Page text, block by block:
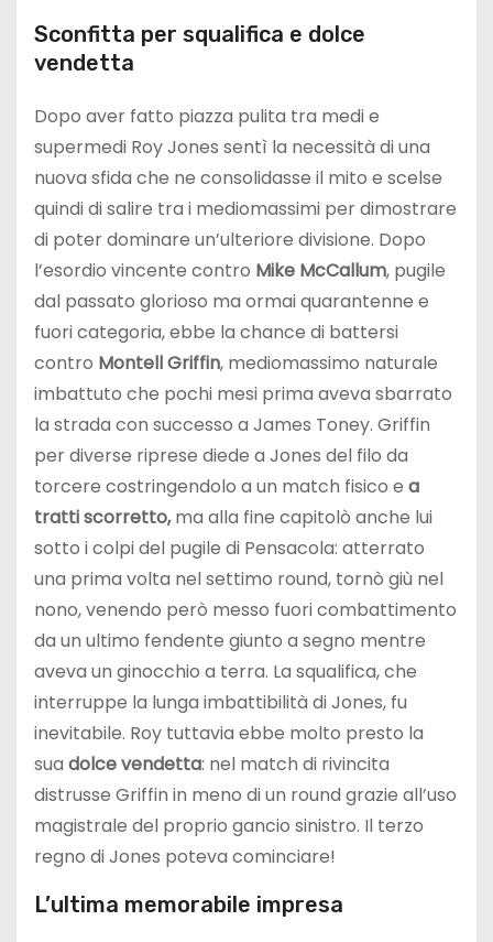
Sconfitta per squalifica e dolce
vendetta
Dopo aver fatto piazza pulita tra medi e
supermedi Roy Jones sentì la necessità di una
nuova sfida che ne consolidasse il mito e scelse
quindi di salire tra i mediomassimi per dimostrare
di poter dominare un’ulteriore divisione. Dopo
l’esordio vincente contro Mike McCallum, pugile
dal passato glorioso ma ormai quarantenne e
fuori categoria, ebbe la chance di battersi
contro Montell Griffin, mediomassimo naturale
imbattuto che pochi mesi prima aveva sbarrato
la strada con successo a James Toney. Griffin
per diverse riprese diede a Jones del filo da
torcere costringendolo a un match fisico e a
tratti scorretto,ma alla fine capitolò anche lui
sotto i colpi del pugile di Pensacola: atterrato
una prima volta nel settimo round, tornò giù nel
nono, venendo però messo fuori combattimento
da un ultimo fendente giunto a segno mentre
aveva un ginocchio a terra. La squalifica, che
interruppe la lunga imbattibilità di Jones, fu
inevitabile. Roy tuttavia ebbe molto presto la
sua dolce vendetta: nel match di rivincita
distrusse Griffin in meno di un round grazie all’uso
magistrale del proprio gancio sinistro. Il terzo
regno di Jones poteva cominciare!
L’ultima memorabile impresa